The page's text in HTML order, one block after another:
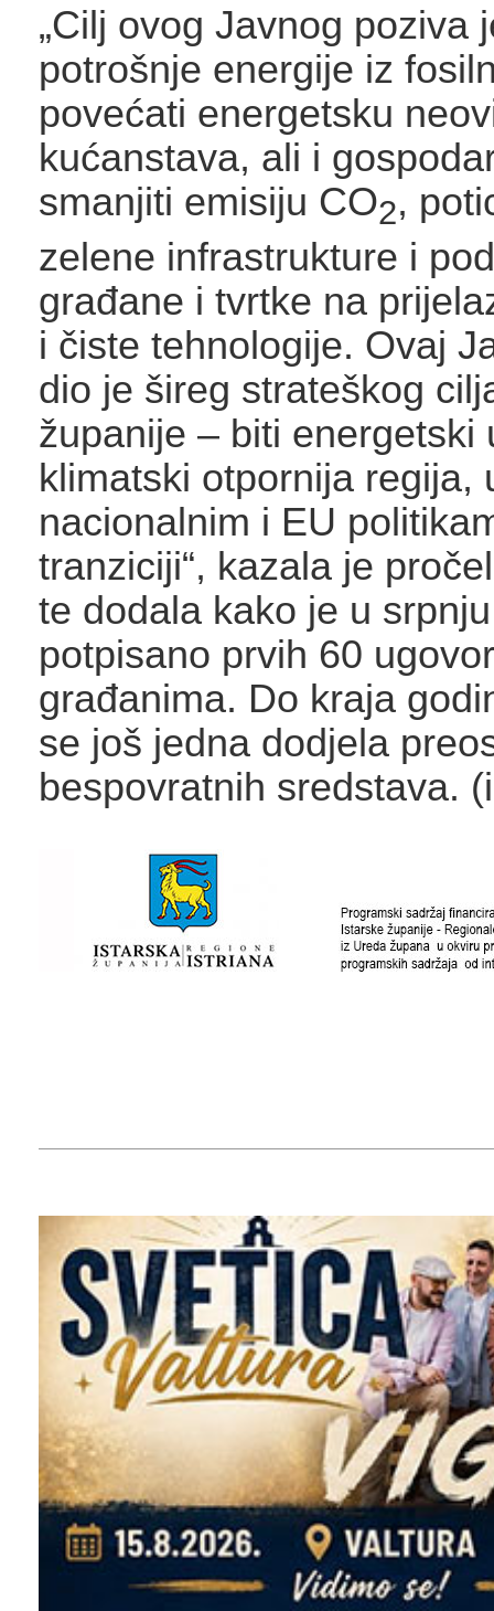
„Cilj ovog Javnog poziva
potrošnje energije iz
povećati energetsku
kućanstava, ali i
smanjiti emisiju CO2,
zelene infrastrukture i
građane i tvrtke na
i čiste tehnologije. Ovaj
dio je šireg strateškog
županije – biti energetski
klimatski otpornija regija,
nacionalnim i EU
tranziciji“, kazala je
te dodala kako je u
potpisano prvih 60
građanima. Do kraja
se još jedna dodjela
bespovratnih sredstava.